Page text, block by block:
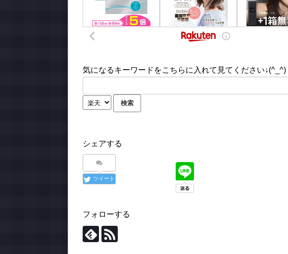
気になるキーワードをこちらに入れて見てください↓(^_^)
シェアする
ツイート
フォローする